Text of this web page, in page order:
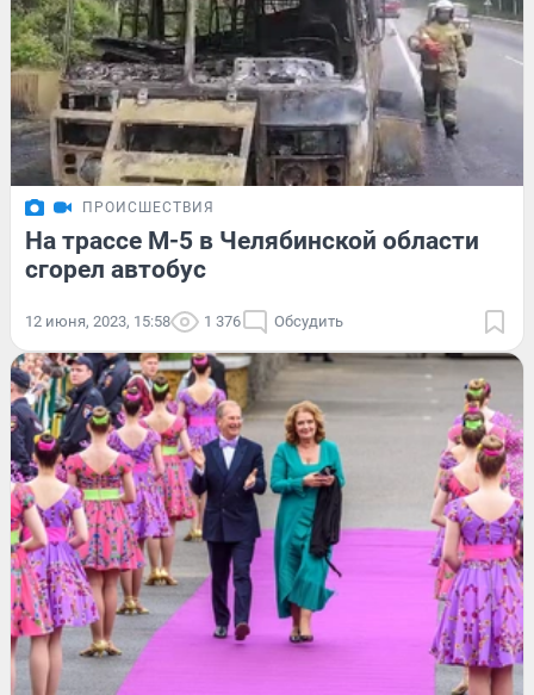
ПРОИСШЕСТВИЯ
На трассе М-5 в Челябинской области
сгорел автобус
12 июня, 2023, 15:58 1 376 Обсудить